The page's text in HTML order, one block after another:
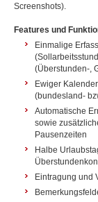
Screenshots).
Features und
Einmalige
(Überstunden-,
Ewiger
(bundesland-
Automatische
sowie
Pausenzeiten
Halbe
Eintragung und